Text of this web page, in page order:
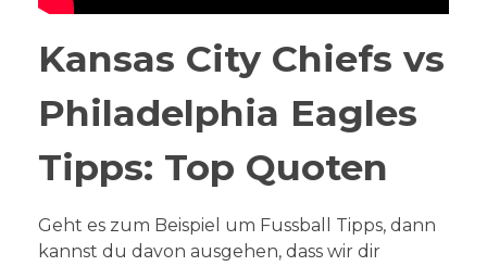
Kansas City Chiefs vs
Philadelphia Eagles
Tipps: Top Quoten
Geht es zum Beispiel um Fussball Tipps, dann
kannst du davon ausgehen, dass wir dir